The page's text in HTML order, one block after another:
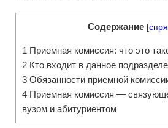
Содержание [
1 Приемная комиссия: что это
2 Кто входит в данное
3 Обязанности приемной
4 Приемная комиссия —
вузом и абитуриентом